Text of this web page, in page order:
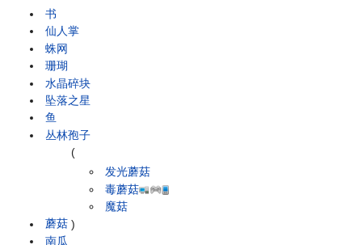
书
仙人掌
蛛网
珊瑚
水晶碎块
坠落之星
鱼
丛林孢子
蘑菇
(
发光蘑菇
毒蘑菇
魔菇
)
南瓜